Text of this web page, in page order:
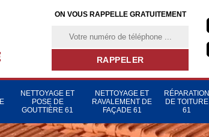
ON VOUS RAPPELLE GRATUITEMENT
NETTOYAGE ET
POSE DE
GOUTTIÈRE 61
NETTOYAGE ET
RAVALEMENT DE
FAÇADE 61
RÉPARATION
DE TOITURE
61